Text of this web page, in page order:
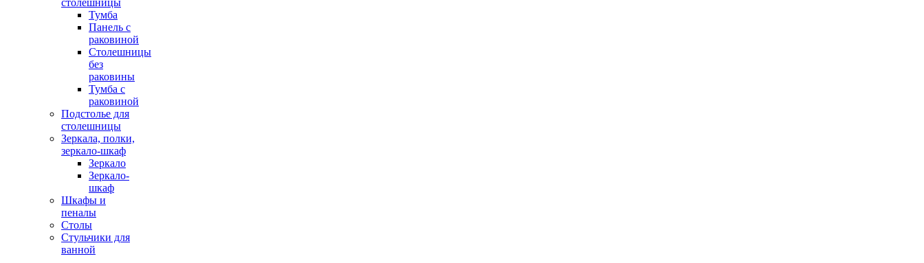
столешницы
Тумба
Панель с
раковиной
Столешницы
без
раковины
Тумба с
раковиной
Подстолье для
столешницы
Зеркала, полки,
зеркало-шкаф
Зеркало
Зеркало-
шкаф
Шкафы и
пеналы
Столы
Стульчики для
ванной